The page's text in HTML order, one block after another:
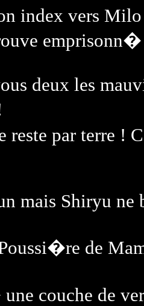
index vers
emprisonn�
deux les
reste par terre
mais Shiryu ne
de
couche de